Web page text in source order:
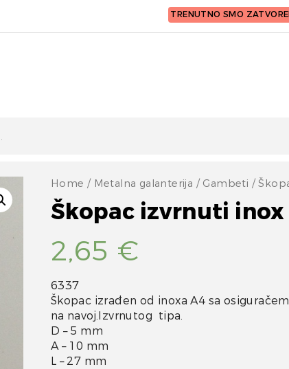
TRENUTNO SMO
Home / Metalna galanterija / Gambeti /
Škopac izvrnuti inox
2,65 €
6337
Škopac izrađen od inoxa A4 sa osiguračem
na navoj.Izvrnutog tipa.
D – 5 mm
A – 10 mm
L – 27 mm